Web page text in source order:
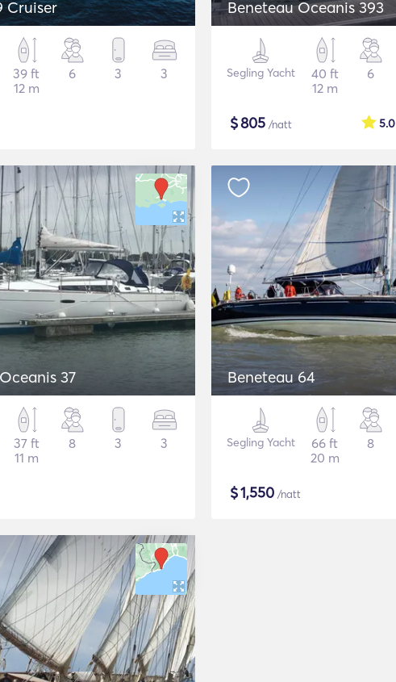
Cruiser
39 ft
12 m
6 3 3
Beneteau Oceanis 393
Segling Yacht
40 ft
12 m
6
$805 /natt 5.0
37
37 ft
11 m
8 3 3
Beneteau 64
Segling Yacht
66 ft
20 m
8
$1,550 /natt